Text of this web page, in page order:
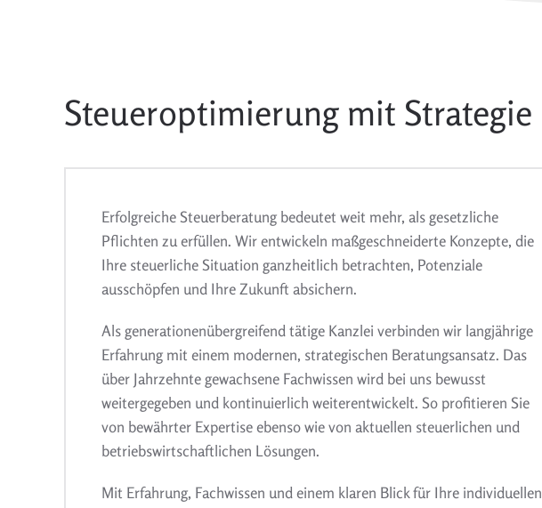
Steueroptimierung mit Strategie
Erfolgreiche Steuerberatung bedeutet weit mehr, als gesetzliche
Pflichten zu erfüllen. Wir entwickeln maßgeschneiderte Konzepte, die
Ihre steuerliche Situation ganzheitlich betrachten, Potenziale
ausschöpfen und Ihre Zukunft absichern.
Als generationenübergreifend tätige Kanzlei verbinden wir langjährige
Erfahrung mit einem modernen, strategischen Beratungsansatz. Das
über Jahrzehnte gewachsene Fachwissen wird bei uns bewusst
weitergegeben und kontinuierlich weiterentwickelt. So profitieren Sie
von bewährter Expertise ebenso wie von aktuellen steuerlichen und
betriebswirtschaftlichen Lösungen.
Mit Erfahrung, Fachwissen und einem klaren Blick für Ihre individuellen